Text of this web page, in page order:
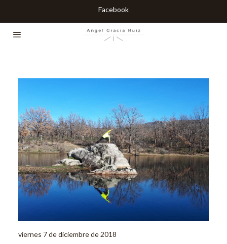
Facebook
viernes 7 de diciembre de 2018